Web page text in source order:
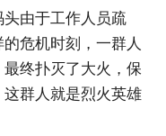
由于工作人员疏
危机时刻，一群人
终扑灭了大火，保
群人就是烈火英雄